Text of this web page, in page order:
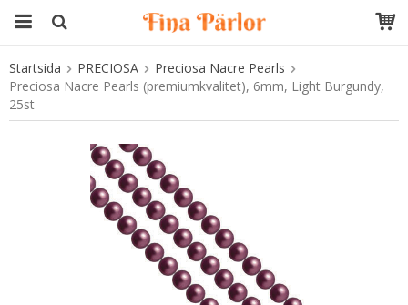
Produkten har blivit tillagd i varukorgen
Startsida PRECIOSA
Preciosa Nacre Pearls
Preciosa Nacre Pearls (premiumkvalitet), 6mm, Light Burgundy,
25st